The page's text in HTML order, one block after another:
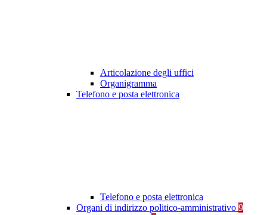
Articolazione degli uffici
Organigramma
Telefono e posta elettronica
Telefono e posta elettronica
Organi di indirizzo politico-amministrativo 9